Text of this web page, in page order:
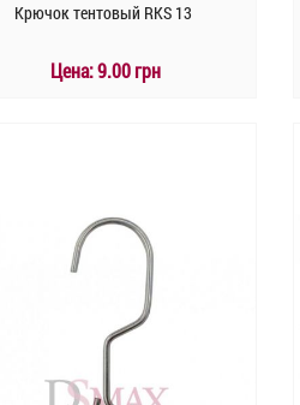
Крючок тентовый RKS 13
Цена:9.00 грн